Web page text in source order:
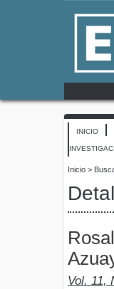
INICIO
Inicio >
Vol. 11,